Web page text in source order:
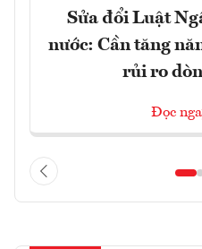
Sửa đổi Luật
nước: Cần tăng
rủi ro
Đọc